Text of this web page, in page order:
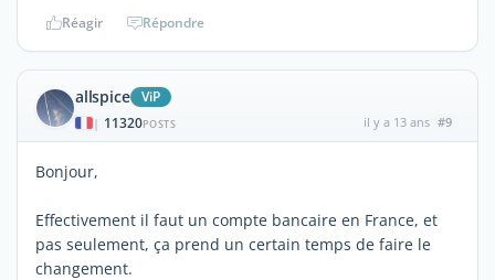
Réagir Répondre
allspice ViP
| 11320POSTS il y a 13 ans #9
Bonjour,
Effectivement il faut un compte bancaire en France, et
pas seulement, ça prend un certain temps de faire le
changement.